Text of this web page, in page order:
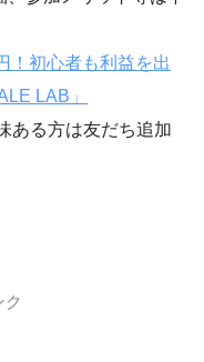
！初心者も利益を出
LAB」
ある方は友だち追加